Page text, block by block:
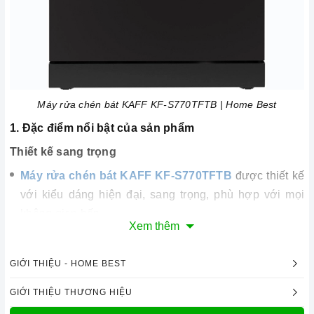
Máy rửa chén bát KAFF KF-S770TFTB | Home Best
1. Đặc điểm nổi bật của sản phẩm
Thiết kế sang trọng
Máy rửa chén bát KAFF KF-S770TFTB được thiết kế
với kiểu dáng hiện đại, sang trọng, phù hợp với mọi
Máy có vỏ ngoài được làm bằng chất liệu inox cao
bếp.
Máy có kích thước 601 x 600 x 775-800 mm, phù hợp
với việc lắp đặt ở vị trí độc lập hoặc lắp âm bán phần.
Xem thêm
GIỚI THIỆU - HOME BEST
GIỚI THIỆU THƯƠNG HIỆU